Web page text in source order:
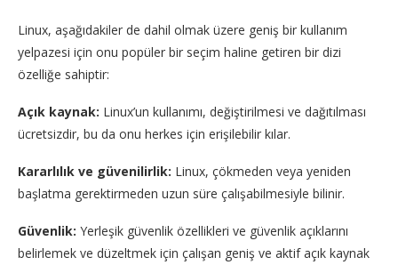
Linux, aşağıdakiler de dahil olmak üzere geniş bir kullanım
yelpazesi için onu popüler bir seçim haline getiren bir dizi
özelliğe sahiptir:
Açık kaynak: Linux’un kullanımı, değiştirilmesi ve dağıtılması
ücretsizdir, bu da onu herkes için erişilebilir kılar.
Kararlılık ve güvenilirlik: Linux, çökmeden veya yeniden
başlatma gerektirmeden uzun süre çalışabilmesiyle bilinir.
Güvenlik: Yerleşik güvenlik özellikleri ve güvenlik açıklarını
belirlemek ve düzeltmek için çalışan geniş ve aktif açık kaynak